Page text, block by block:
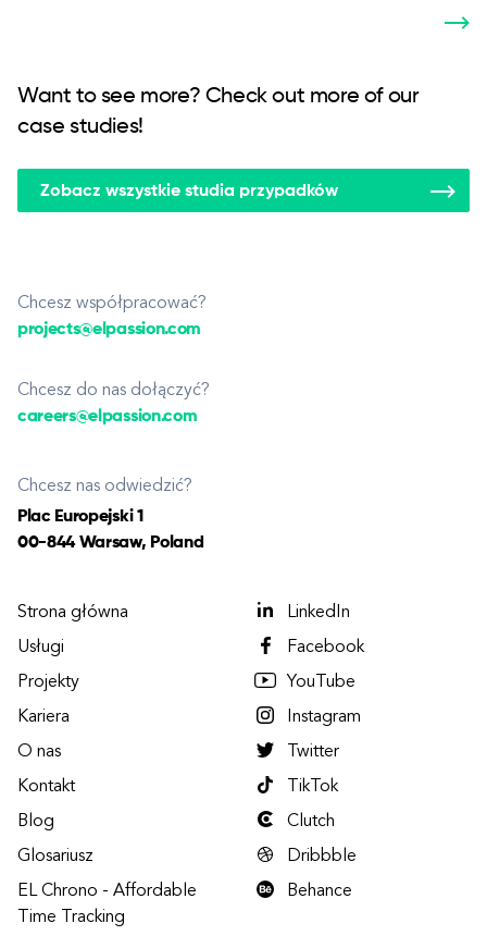
Want to see more? Check out more of our
case studies!
Zobacz wszystkie studia przypadków
Chcesz współpracować?
projects@elpassion.com
Chcesz do nas dołączyć?
careers@elpassion.com
Chcesz nas odwiedzić?
Plac Europejski 1
00-844 Warsaw, Poland
Strona główna
Usługi
Projekty
Kariera
O nas
Kontakt
Blog
Glosariusz
EL Chrono - Affordable
Time Tracking
LinkedIn
Facebook
YouTube
Instagram
Twitter
TikTok
Clutch
Dribbble
Behance